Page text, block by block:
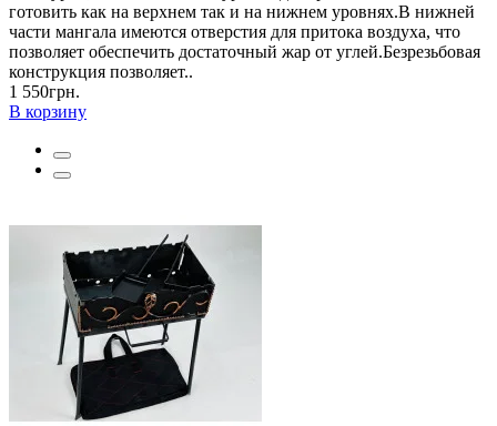
готовить как на верхнем так и на нижнем уровнях.В нижней
части мангала имеются отверстия для притока воздуха, что
позволяет обеспечить достаточный жар от углей.Безрезьбовая
конструкция позволяет..
1 550грн.
В корзину